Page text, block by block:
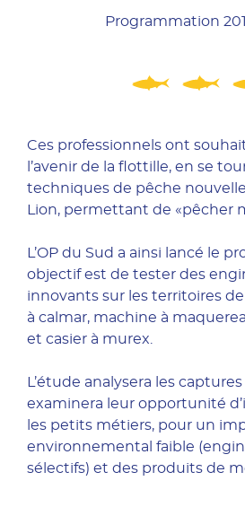
Programmation
Ces professionnels ont
l’avenir de la flottille, en se
techniques de pêche
Lion, permettant de «pêcher
L’OP du Sud a ainsi lancé le
objectif est de tester des
innovants sur les territoires
à calmar, machine à
et casier à murex.
L’étude analysera les
examinera leur opportunité
les petits métiers, pour un
environnemental faible
sélectifs) et des produits de